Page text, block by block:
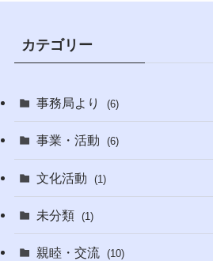
カテゴリー
事務局より (6)
事業・活動 (6)
文化活動 (1)
未分類 (1)
親睦・交流 (10)